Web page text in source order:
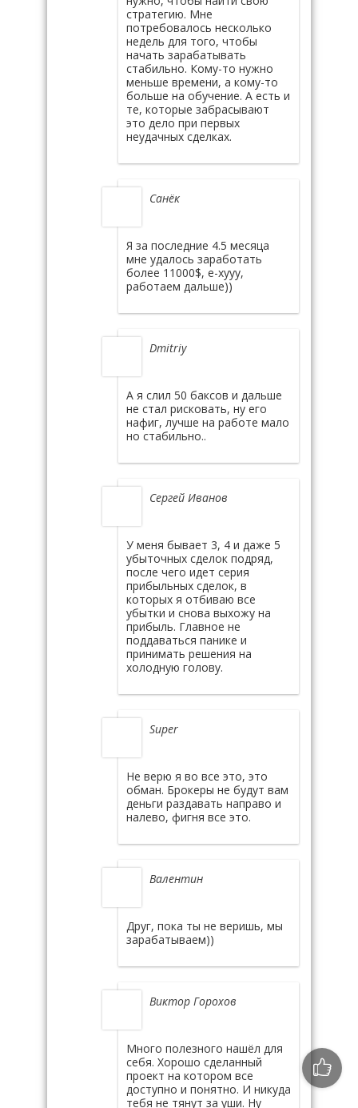
стратегию. Мне
потребовалось несколько
недель для того, чтобы
начать зарабатывать
стабильно. Кому-то нужно
меньше времени, а кому-то
больше на обучение. А есть и
те, которые забрасывают
это дело при первых
неудачных сделках.
Санёк
Я за последние 4.5 месяца
мне удалось заработать
более 11000$, е-хууу,
работаем дальше))
Dmitriy
А я слил 50 баксов и дальше
не стал рисковать, ну его
нафиг, лучше на работе мало
но стабильно..
Сергей Иванов
У меня бывает 3, 4 и даже 5
убыточных сделок подряд,
после чего идет серия
прибыльных сделок, в
которых я отбиваю все
убытки и снова выхожу на
прибыль. Главное не
поддаваться панике и
принимать решения на
холодную голову.
Super
Не верю я во все это, это
обман. Брокеры не будут вам
деньги раздавать направо и
налево, фигня все это.
Валентин
Друг, пока ты не веришь, мы
зарабатываем))
Виктор Горохов
Много полезного нашёл для
себя. Хорошо сделанный
проект на котором все
доступно и понятно. И никуда
тебя не тянут за уши. Ну